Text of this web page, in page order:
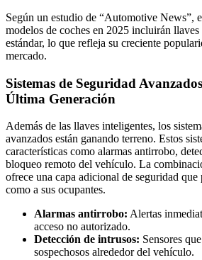
Según un estudio de “Automotive News”,
modelos de coches en 2025 incluirán
estándar, lo que refleja su creciente
mercado.
Sistemas de Seguridad
Última Generación
Además de las llaves inteligentes, los
avanzados están ganando terreno. Estos
características como alarmas antirrobo,
bloqueo remoto del vehículo. La
ofrece una capa adicional de seguridad
como a sus ocupantes.
Alarmas antirrobo: Alertas
acceso no autorizado.
Detección de intrusos: Sensores
sospechosos alrededor del vehículo.